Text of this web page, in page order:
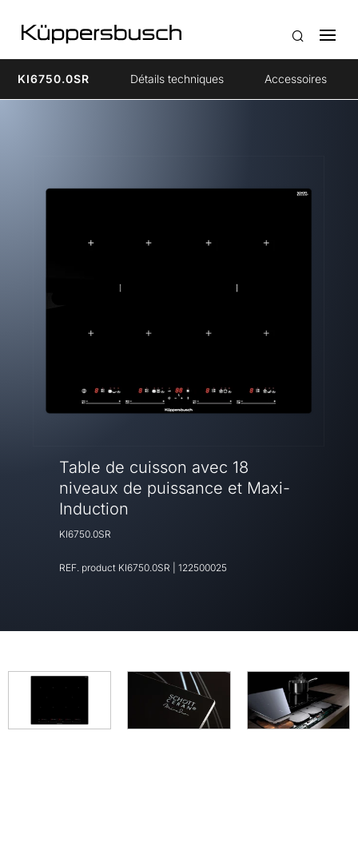
KI6750.0SR Détails techniques Accessoires
Table de cuisson avec 18
niveaux de puissance et Maxi-
Induction
KI6750.0SR
REF. product KI6750.0SR 122500025